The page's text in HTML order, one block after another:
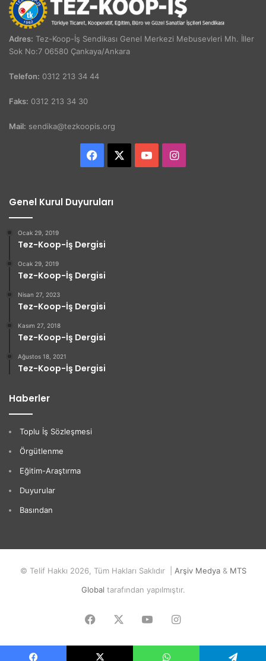
Adres: Tez-Koop-İş Sendikası Genel Merkezi Mebusevleri Mh. İller
Sok No:7 06580 Çankaya/Ankara
Telefon: 0312 213 34 44
Faks: 0312 213 34 30
Mail: sendika@tezkoopis.org
Facebook YouTubeInstagram
Genel Kurul Duyuruları
Ocak 29, 2019
Tez-Koop-İş Dergisi
Ocak 29, 2019
Tez-Koop-İş Dergisi
Nisan 27, 2023
Tez-Koop-İş Dergisi
Kasım 27, 2018
Tez-Koop-İş Dergisi
Ağustos 18, 2021
Tez-Koop-İş Dergisi
Haberler
Toplu İş Sözleşmesi
Örgütlenme
Eğitim-Araştırma
Duyurular
Basından
© Telif Hakkı 2026, Tüm Hakları Saklıdır | Arşiv Medya& MTS
Global tarafından yapılmıştır.
Facebook YouTubeInstagram